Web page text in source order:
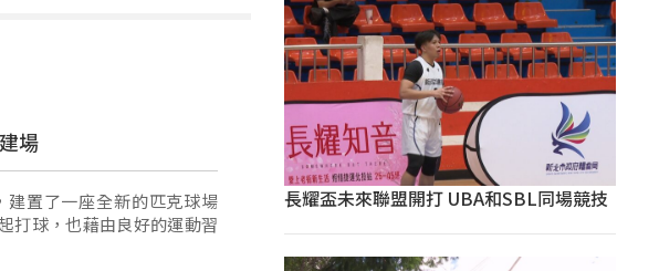
場
置了一座全新的匹克球場
打球，也藉由良好的運動習
長耀盃未來聯盟開打 UBA和SBL同場競技